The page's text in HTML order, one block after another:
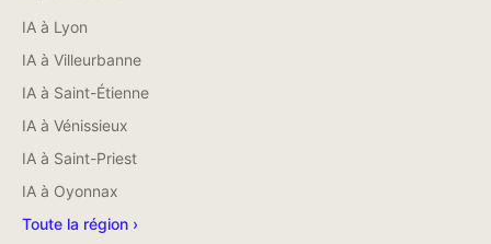
IA à Lyon
IA à Villeurbanne
IA à Saint-Étienne
IA à Vénissieux
IA à Saint-Priest
IA à Oyonnax
Toute la région ›